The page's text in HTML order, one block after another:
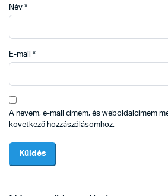
Név *
E-mail *
A nevem, e-mail címem, és weboldalcímem
következő hozzászólásomhoz.